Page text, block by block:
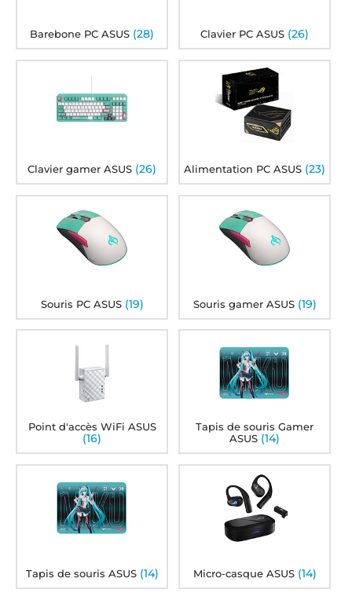
Barebone PC ASUS (28) Clavier PC ASUS (26)
Clavier gamer ASUS (26) Alimentation PC ASUS (23)
Souris PC ASUS (19) Souris gamer ASUS (19)
Point d'accès WiFi ASUS
(16)
Tapis de souris Gamer
ASUS (14)
Tapis de souris ASUS (14) Micro-casque ASUS (14)